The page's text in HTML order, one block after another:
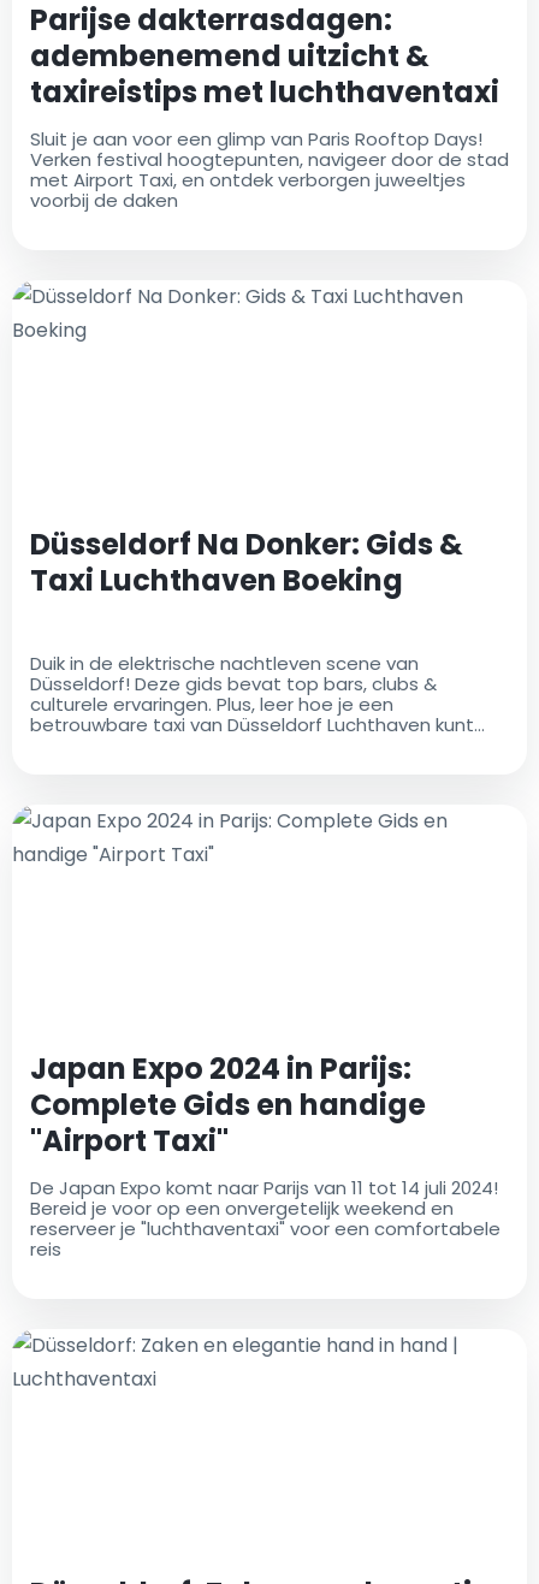
Parijse dakterrasdagen:
adembenemend uitzicht &
taxireistips met luchthaventaxi
Sluit je aan voor een glimp van Paris Rooftop Days!
Verken festival hoogtepunten, navigeer door de stad
met Airport Taxi, en ontdek verborgen juweeltjes
voorbij de daken
Düsseldorf Na Donker: Gids &
Taxi Luchthaven Boeking
Duik in de elektrische nachtleven scene van
Düsseldorf! Deze gids bevat top bars, clubs &
culturele ervaringen. Plus, leer hoe je een
betrouwbare taxi van Düsseldorf Luchthaven kunt
Japan Expo 2024 in Parijs:
Complete Gids en handige
"Airport Taxi"
De Japan Expo komt naar Parijs van 11 tot 14 juli 2024!
Bereid je voor op een onvergetelijk weekend en
reserveer je "luchthaventaxi" voor een comfortabele
reis